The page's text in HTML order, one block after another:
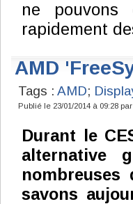
ne pouvons
rapidement
AMD
Tags : AMD;
Publié le 23/01/2014 à 09:28 par
Durant le
alternative
savons